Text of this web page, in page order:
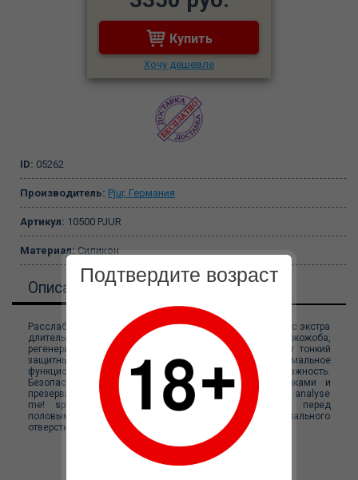
Купить
Хочу дешевле
ID: 05262
Производитель: Pjur, Германия
Артикул: 10500 PJUR
Материал: Силикон
Описание
Расслабляющий анальный гель на силиконовой основе с экстра
длительным скольжением. Содержит экстракт жожоба,
регенерирующий слизистые половых органов, создает тонкий
защитный барьер, не блокируя при этом нормальное
функционирование кожи, сохраняя её естественную влажность.
Безопасен для использования с интимными игрушками и
презервативом. Рекомендуется использовать с Pjur® analyse
me! spray. Лубрикант наносится непосредственно перед
половым контактом на половые органы и/или область анального
отверстия. Не снижает чувствительность.
Подтвердите возраст